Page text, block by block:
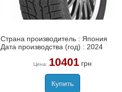
Страна производитель : Япония
Дата производства (год) : 2024
Цена: 10401грн
Купить